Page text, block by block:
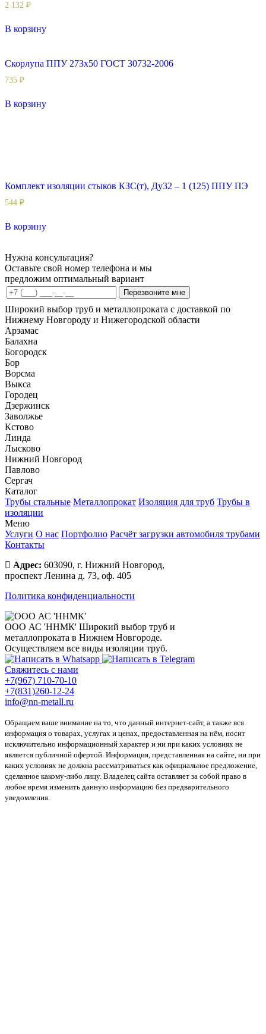
2 132 ₽
В корзину
Скорлупа ППУ 273х50 ГОСТ 30732-2006
735 ₽
В корзину
Комплект изоляции стыков КЗС(т), Ду32 – 1 (125) ППУ ПЭ
544 ₽
В корзину
Нужна консультация?
Оставьте свой номер телефона и мы
предложим оптимальный вариант
Перезвоните мне
Широкий выбор труб и металлопроката с доставкой по
Нижнему Новгороду и Нижегородской области
Арзамас
Балахна
Богородск
Бор
Ворсма
Выкса
Городец
Дзержинск
Заволжье
Кстово
Линда
Лысково
Нижний Новгород
Павлово
Сергач
Каталог
Трубы стальные Металлопрокат Изоляция для труб Трубы в
изоляции
Меню
Услуги О нас Портфолио Расчёт загрузки автомобиля трубами
Контакты
Адрес: 603090, г. Нижний Новгород,
проспект Ленина д. 73, оф. 405
Политика конфиденциальности
ООО АС 'ННМК' Широкий выбор труб и
металлопроката в Нижнем Новгороде.
Осуществляем все виды изоляции труб.
Свяжитесь с нами
+7(967) 710-70-10
+7(831)260-12-24
info@nn-metall.ru
Обращаем ваше внимание на то, что данный интернет-сайт, а также вся
информация о товарах, услугах и ценах, предоставленная на нём, носит
исключительно информационный характер и ни при каких условиях не
является публичной офертой. Информация, представленная на сайте, ни при
каких условиях не должна рассматриваться как официальное предложение,
сделанное какому-либо лицу. Владелец сайта оставляет за собой право в
любое время изменить данную информацию без предварительного
уведомления.